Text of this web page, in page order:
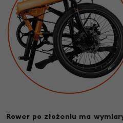
Rower po złożeniu ma